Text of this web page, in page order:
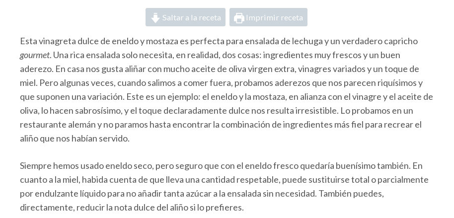
Saltar a la receta Imprimir receta
Esta vinagreta dulce de eneldo y mostaza es perfecta para ensalada de lechuga y un verdadero capricho
gourmet. Una rica ensalada solo necesita, en realidad, dos cosas: ingredientes muy frescos y un buen
aderezo. En casa nos gusta aliñar con mucho aceite de oliva virgen extra, vinagres variados y un toque de
miel. Pero algunas veces, cuando salimos a comer fuera, probamos aderezos que nos parecen riquísimos y
que suponen una variación. Este es un ejemplo: el eneldo y la mostaza, en alianza con el vinagre y el aceite de
oliva, lo hacen sabrosísimo, y el toque declaradamente dulce nos resulta irresistible. Lo probamos en un
restaurante alemán y no paramos hasta encontrar la combinación de ingredientes más fiel para recrear el
aliño que nos habían servido.
Siempre hemos usado eneldo seco, pero seguro que con el eneldo fresco quedaría buenísimo también. En
cuanto a la miel, habida cuenta de que lleva una cantidad respetable, puede sustituirse total o parcialmente
por endulzante líquido para no añadir tanta azúcar a la ensalada sin necesidad. También puedes,
directamente, reducir la nota dulce del aliño si lo prefieres.